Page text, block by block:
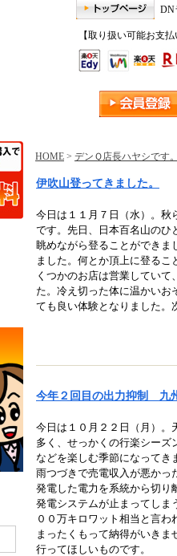
DN
【取り扱い可能お支払
HOME > デンＱ店長ハヤシです。
伊吹山登ってきました。
今日は１１月７日（水）。秋
です。先日、日本百名山のひ
眺めながら登ることができま
ました。何とか頂上に登る
くつかのお店は営業してい
た。冷え切った体に温かいお
ても良い体験となりました。
今年２回目の出力抑制 九
今日は１０月２２日（月）。
多く、せっかくの行楽シーズ
などを楽しむ季節になってき
雨つづきで売電収入が悪かっ
発電した電力を系統から切り
発電システムが止まってしま
００万キロワット相当と言わ
まったくもって納得がいき
行ってほしいものです。